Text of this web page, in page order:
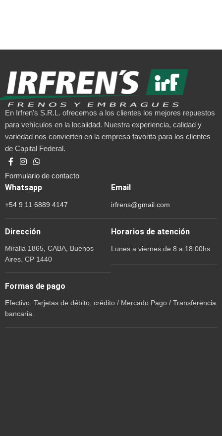
En Irfren's S.R.L. ofrecemos a los clientes los mejores repuestos
para vehículos en la localidad. Nuestra experiencia, calidad y
variedad nos convierten en la empresa favorita para los clientes
de Capital Federal.
Formulario de contacto
Whatsapp
+54 9 11 6889 4147
Email
irfrens@gmail.com
Dirección
Miralla 1865, CABA, Buenos
Aires. CP 1440
Horarios de atención
Lunes a viernes de 8 a 18:00hs
Formas de pago
Efectivo, Tarjetas de débito, crédito / Mercado Pago / Transferencia
bancaria.